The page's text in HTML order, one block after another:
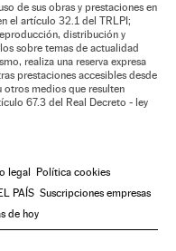
de sus obras y prestaciones en
el artículo 32.1 del TRLPI;
distribución y
sobre temas de actualidad
realiza una reserva expresa
prestaciones accesibles desde
otros medios que resulten
67.3 del Real Decreto - ley
legal
Política cookies
PAÍS Suscripciones empresas
de hoy